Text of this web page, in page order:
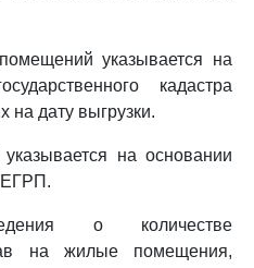
указывается на
кадастра
на дату выгрузки.
на основании
ЕГРП.
о количестве
на жилые помещения,